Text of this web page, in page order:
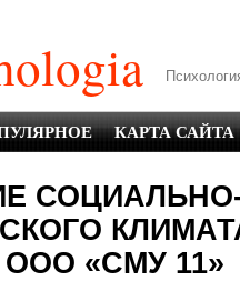
КАРТА САЙТА
«СМУ 11»